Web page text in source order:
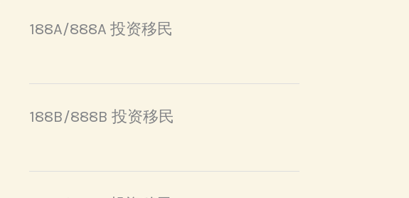
188A/888A 投资移民
188B/888B 投资移民